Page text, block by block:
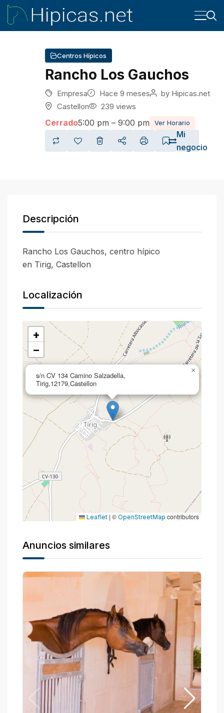
Centros Hípicos
Rancho Los Gauchos
Empresa Hace 9 meses by Hipicas.net
Castellon
239 views
Cerrado5:00 pm – 9:00 pm Ver Horario
Mi
negocio
Descripción
Rancho Los Gauchos, centro hípico
en Tirig, Castellon
Localización
s/n CV 134 Camino Salzadella,
Tirig,12179,Castellon
×
+
−
Leaflet | © OpenStreetMap contributors
Anuncios similares